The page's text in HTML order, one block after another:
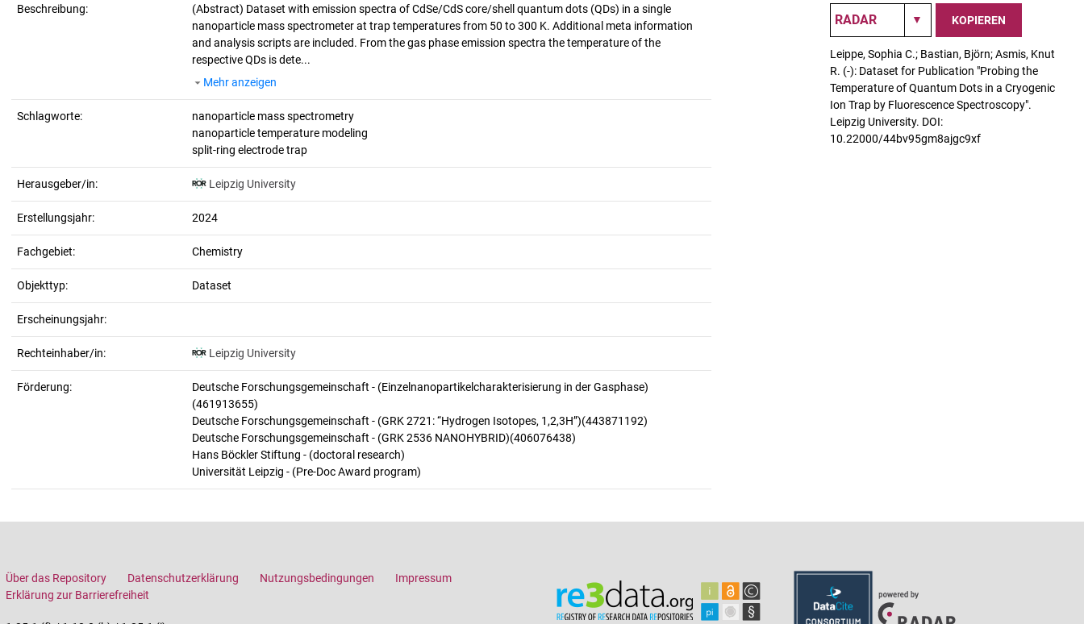
Beschreibung: (Abstract) Dataset with emission spectra of CdSe/CdS core/shell quantum dots (QDs) in a single
nanoparticle mass spectrometer at trap temperatures from 50 to 300 K. Additional meta information
and analysis scripts are included. From the gas phase emission spectra the temperature of the
respective QDs is dete...
Mehr anzeigen
Schlagworte:
nanoparticle mass spectrometry
nanoparticle temperature modeling
split-ring electrode trap
Herausgeber/in: Leipzig University
Erstellungsjahr: 2024
Fachgebiet: Chemistry
Objekttyp: Dataset
Erscheinungsjahr:
Rechteinhaber/in: Leipzig University
Förderung:
Deutsche Forschungsgemeinschaft - (Einzelnanopartikelcharakterisierung in der Gasphase)
(461913655)
Deutsche Forschungsgemeinschaft - (GRK 2721: “Hydrogen Isotopes, 1,2,3H”)(443871192)
Deutsche Forschungsgemeinschaft - (GRK 2536 NANOHYBRID)(406076438)
Hans Böckler Stiftung - (doctoral research)
Universität Leipzig - (Pre-Doc Award program)
KOPIEREN
Leippe, Sophia C.; Bastian, Björn; Asmis, Knut
R. (-): Dataset for Publication "Probing the
Temperature of Quantum Dots in a Cryogenic
Ion Trap by Fluorescence Spectroscopy".
Leipzig University. DOI:
10.22000/44bv95gm8ajgc9xf
Über das Repository Datenschutzerklärung Nutzungsbedingungen
Impressum
Erklärung zur Barrierefreiheit